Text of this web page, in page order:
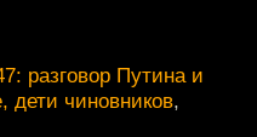
разговор Путина и
дети чиновников,